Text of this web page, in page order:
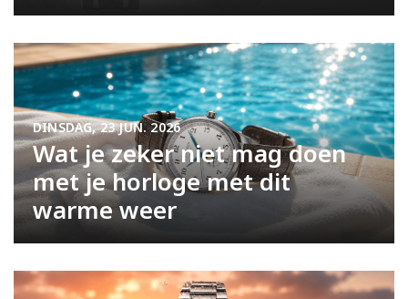
Wat je zeker niet mag doen
met je horloge met dit
warme weer
DINSDAG, 23 JUN. 2026